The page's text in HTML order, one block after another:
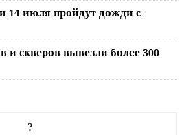
14 июля пройдут дожди с
и скверов вывезли более 300
?